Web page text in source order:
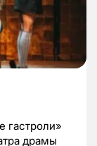
гастроли»
драмы